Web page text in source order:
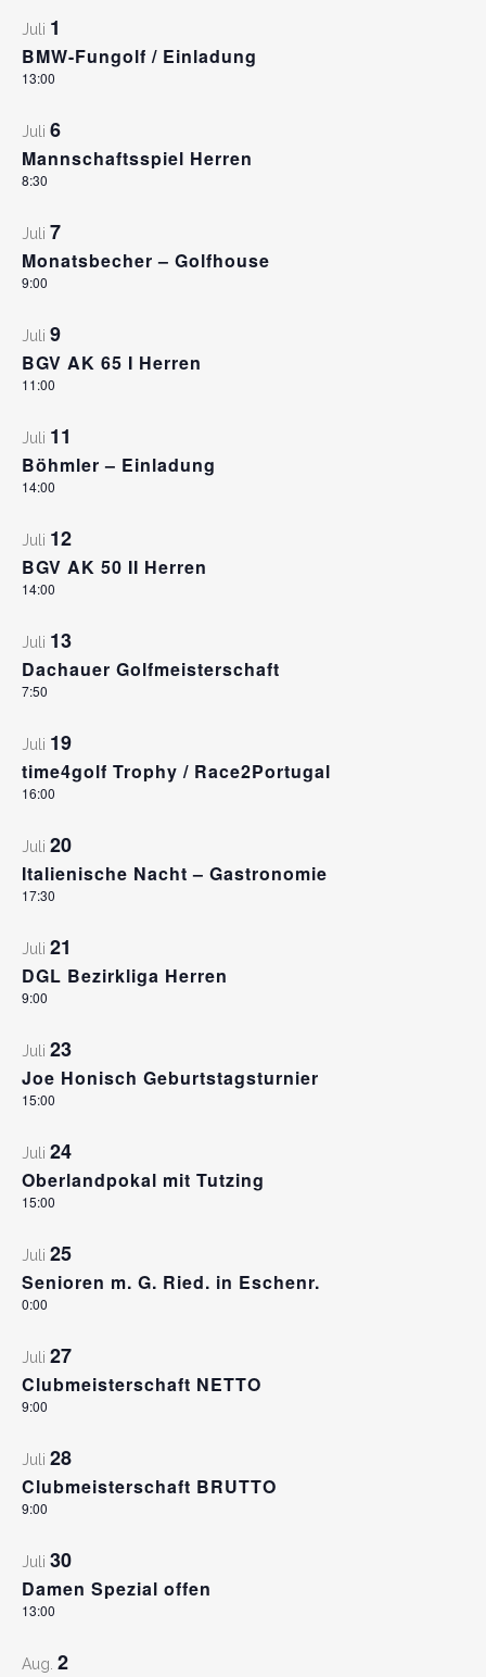
Juli 1
BMW-Fungolf / Einladung
13:00
Juli 6
Mannschaftsspiel Herren
8:30
Juli 7
Monatsbecher – Golfhouse
9:00
Juli 9
BGV AK 65 I Herren
11:00
Juli 11
Böhmler – Einladung
14:00
Juli 12
BGV AK 50 II Herren
14:00
Juli 13
Dachauer Golfmeisterschaft
7:50
Juli 19
time4golf Trophy / Race2Portugal
16:00
Juli 20
Italienische Nacht – Gastronomie
17:30
Juli 21
DGL Bezirkliga Herren
9:00
Juli 23
Joe Honisch Geburtstagsturnier
15:00
Juli 24
Oberlandpokal mit Tutzing
15:00
Juli 25
Senioren m. G. Ried. in Eschenr.
0:00
Juli 27
Clubmeisterschaft NETTO
9:00
Juli 28
Clubmeisterschaft BRUTTO
9:00
Juli 30
Damen Spezial offen
13:00
Aug. 2